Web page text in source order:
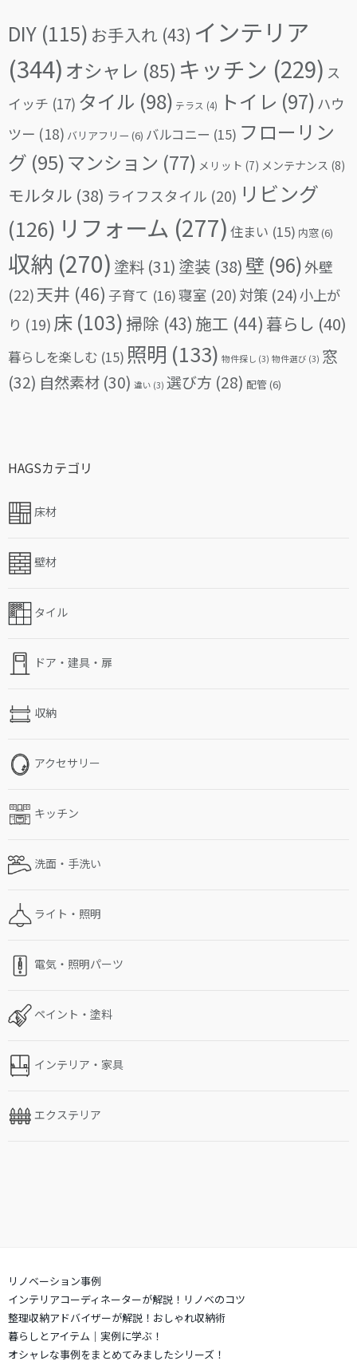
DIY (115) お手入れ (43) インテリア
(344) オシャレ (85) キッチン (229) ス
イッチ (17) タイル (98) テラス (4) トイレ (97) ハウ
ツー (18) バリアフリー (6) バルコニー (15) フローリン
グ (95)マンション (77) メリット (7) メンテナンス (8)
モルタル (38) ライフスタイル (20) リビング
(126) リフォーム (277) 住まい (15) 内窓(6)
収納 (270) 塗料 (31) 塗装 (38) 壁 (96)外壁
(22)天井 (46) 子育て (16)寝室 (20) 対策 (24)小上が
り (19) 床 (103)掃除 (43) 施工 (44) 暮らし (40)
暮らしを楽しむ (15) 照明 (133) 物件探し (3) 物件選び (3) 窓
(32) 自然素材 (30) 違い (3) 選び方 (28) 配管(6)
HAGSカテゴリ
床材
壁材
タイル
ドア・建具・扉
収納
アクセサリー
キッチン
洗面・手洗い
ライト・照明
電気・照明パーツ
ペイント・塗料
インテリア・家具
エクステリア
リノベーション事例
インテリアコーディネーターが解説！リノベのコツ
整理収納アドバイザーが解説！おしゃれ収納術
暮らしとアイテム｜実例に学ぶ！
オシャレな事例をまとめてみましたシリーズ！